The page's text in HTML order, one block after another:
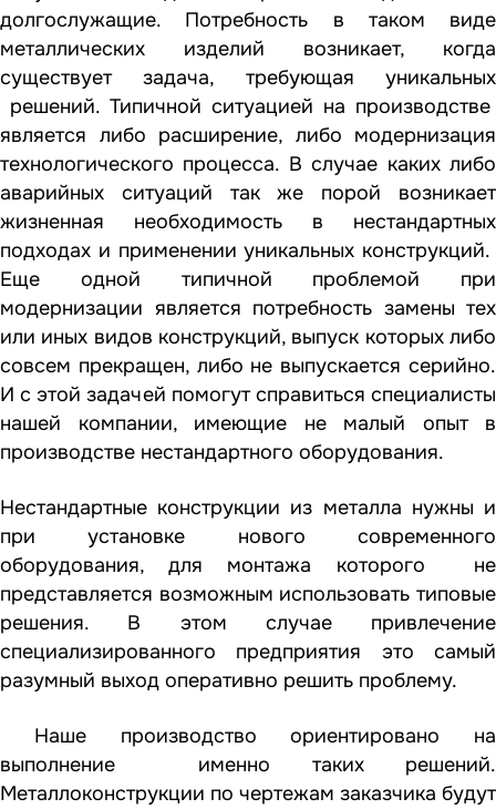
долгослужащие. Потребность в таком виде
металлических изделий возникает, когда
существует задача, требующая уникальных
решений. Типичной ситуацией на производстве
является либо расширение, либо модернизация
технологического процесса. В случае каких либо
аварийных ситуаций так же порой возникает
жизненная необходимость в нестандартных
подходах и применении уникальных конструкций.
Еще одной типичной проблемой при
модернизации является потребность замены тех
или иных видов конструкций, выпуск которых либо
совсем прекращен, либо не выпускается серийно.
И с этой задачей помогут справиться специалисты
нашей компании, имеющие не малый опыт в
производстве нестандартного оборудования.
Нестандартные конструкции из металла нужны и
при установке нового современного
оборудования, для монтажа которого не
представляется возможным использовать типовые
решения. В этом случае привлечение
специализированного предприятия это самый
разумный выход оперативно решить проблему.
Наше производство ориентировано на
выполнение именно таких решений.
Металлоконструкции по чертежам заказчика будут